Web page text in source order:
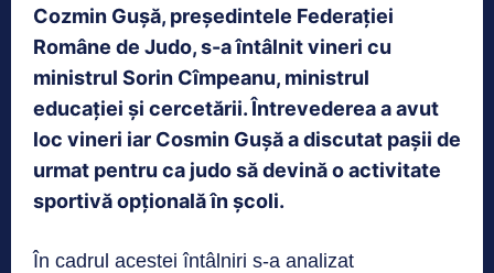
Cozmin Guşă, preşedintele Federaţiei
Române de Judo, s-a întâlnit vineri cu
ministrul Sorin Cîmpeanu, ministrul
educației și cercetării. Întrevederea a avut
loc vineri iar Cosmin Gușă a discutat pașii de
urmat pentru ca judo să devină o activitate
sportivă opțională în școli.
În cadrul acestei întâlniri s-a analizat